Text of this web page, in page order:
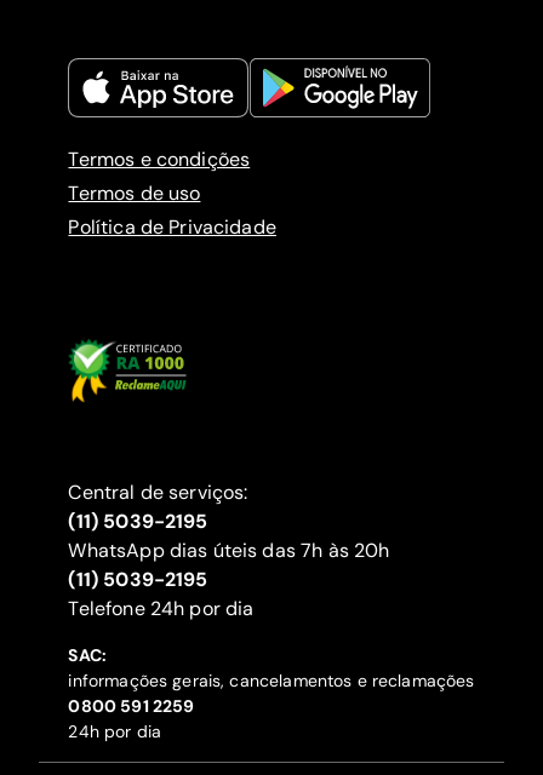
Termos e condições
Termos de uso
Política de Privacidade
Central de serviços:
(11) 5039-2195
WhatsApp dias úteis das 7h às 20h
(11) 5039-2195
‍Telefone 24h por dia
SAC:
informações gerais, cancelamentos e reclamações
‍0800 591 2259
24h por dia